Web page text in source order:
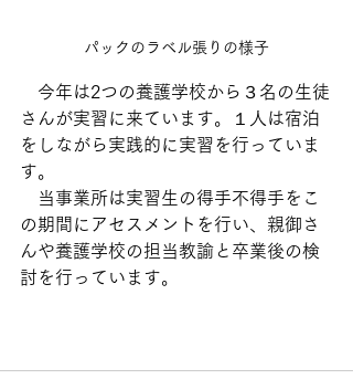
パックのラベル張りの様子
今年は2つの養護学校から３名の生徒
さんが実習に来ています。１人は宿泊
をしながら実践的に実習を行っていま
す。
当事業所は実習生の得手不得手をこ
の期間にアセスメントを行い、親御さ
んや養護学校の担当教諭と卒業後の検
討を行っています。